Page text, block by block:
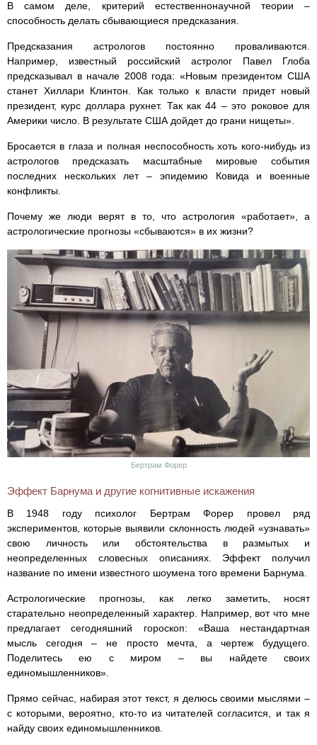
В самом деле, критерий естественнонаучной теории –
способность делать сбывающиеся предсказания.
Предсказания астрологов постоянно проваливаются.
Например, известный российский астролог Павел Глоба
предсказывал в начале 2008 года: «Новым президентом США
станет Хиллари Клинтон. Как только к власти придет новый
президент, курс доллара рухнет. Так как 44 – это роковое для
Америки число. В результате США дойдет до грани нищеты».
Бросается в глаза и полная неспособность хоть кого-нибудь из
астрологов предсказать масштабные мировые события
последних нескольких лет – эпидемию Ковида и военные
конфликты.
Почему же люди верят в то, что астрология «работает», а
астрологические прогнозы «сбываются» в их жизни?
Бертрам Форер
Эффект Барнума и другие когнитивные искажения
В 1948 году психолог Бертрам Форер провел ряд
экспериментов, которые выявили склонность людей «узнавать»
свою личность или обстоятельства в размытых и
неопределенных словесных описаниях. Эффект получил
название по имени известного шоумена того времени Барнума.
Астрологические прогнозы, как легко заметить, носят
старательно неопределенный характер. Например, вот что мне
предлагает сегодняшний гороскоп: «Ваша нестандартная
мысль сегодня – не просто мечта, а чертеж будущего.
Поделитесь ею с миром – вы найдете своих
единомышленников».
Прямо сейчас, набирая этот текст, я делюсь своими мыслями –
с которыми, вероятно, кто-то из читателей согласится, и так я
найду своих единомышленников.